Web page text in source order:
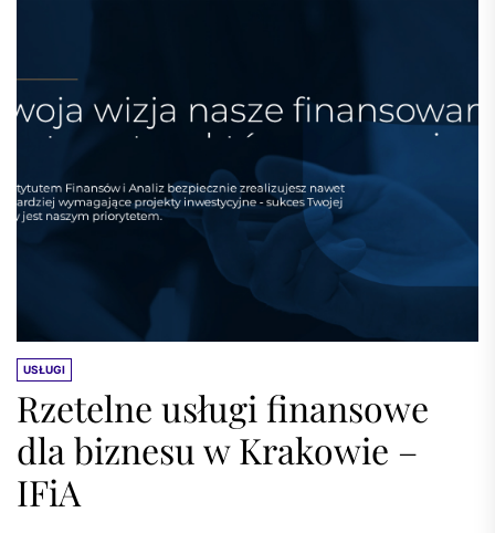
USŁUGI
Rzetelne usługi finansowe
dla biznesu w Krakowie –
IFiA